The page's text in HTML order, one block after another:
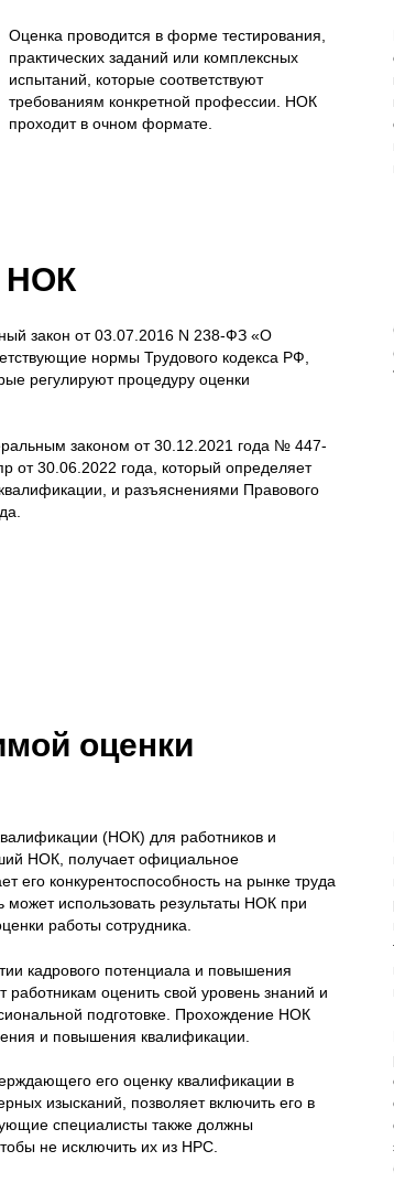
Оценка проводится в форме тестирования,
практических заданий или комплексных
испытаний, которые соответствуют
требованиям конкретной профессии. НОК
проходит в очном формате.
НОК
закон от 03.07.2016 N 238-ФЗ «О
нормы Трудового кодекса РФ,
регулируют процедуру оценки
законом от 30.12.2021 года № 447-
30.06.2022 года, который определяет
и разъяснениями Правового
оценки
(НОК) для работников и
НОК, получает официальное
его конкурентоспособность на рынке труда
может использовать результаты НОК при
работы сотрудника.
кадрового потенциала и повышения
оценить свой уровень знаний и
подготовке. Прохождение НОК
и повышения квалификации.
его оценку квалификации в
изысканий, позволяет включить его в
специалисты также должны
не исключить их из НРС.